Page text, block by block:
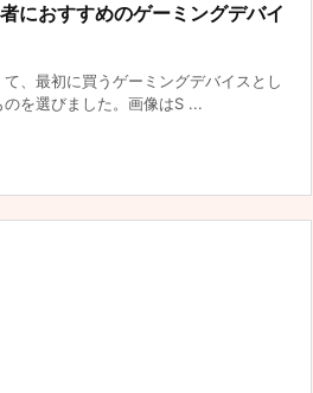
におすすめのゲーミングデバイ
、最初に買うゲーミングデバイスとし
のを選びました。画像はS ...